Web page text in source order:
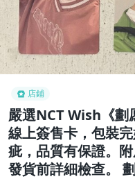
店鋪
嚴選NCT Wish《
線上簽售卡，包裝
疵，品質有保證。
發貨前詳細檢查。